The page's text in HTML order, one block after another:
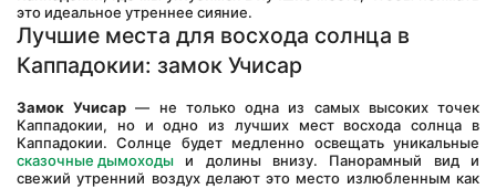
это идеальное утреннее сияние.
Лучшие места для восхода солнца в
Каппадокии: замок Учисар
Замок Учисар — не только одна из самых высоких точек
Каппадокии, но и одно из лучших мест восхода солнца в
Каппадокии. Солнце будет медленно освещать уникальные
сказочные дымоходы и долины внизу. Панорамный вид и
свежий утренний воздух делают это место излюбленным как